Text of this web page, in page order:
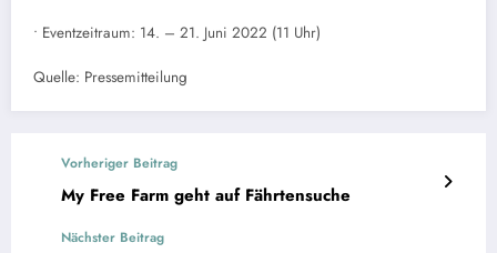
• Eventzeitraum: 14. – 21. Juni 2022 (11 Uhr)
Quelle: Pressemitteilung
Vorheriger Beitrag
My Free Farm geht auf Fährtensuche
Nächster Beitrag